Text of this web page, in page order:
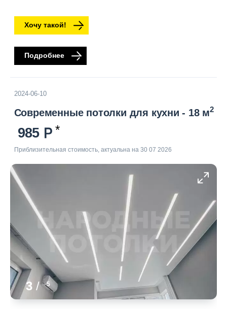
Хочу такой!
Подробнее
2024-06-10
Современные потолки для кухни - 18 м2
985
Приблизительная стоимость, актуальна на 30 07 2026
3 / 5